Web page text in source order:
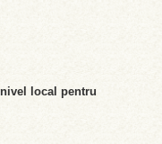
local pentru